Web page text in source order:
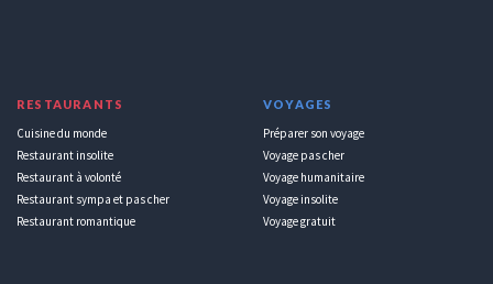
RESTAURANTS
Cuisine du monde
Restaurant insolite
Restaurant à volonté
Restaurant sympa et pas cher
Restaurant romantique
VOYAGES
Préparer son voyage
Voyage pas cher
Voyage humanitaire
Voyage insolite
Voyage gratuit